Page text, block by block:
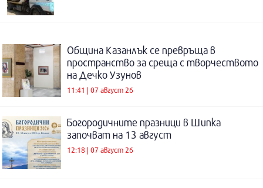
Община Казанлък се превръща в
пространство за среща с творчеството
на Дечко Узунов
11:41 | 07 август 26
Богородичните празници в Шипка
започват на 13 август
12:18 | 07 август 26